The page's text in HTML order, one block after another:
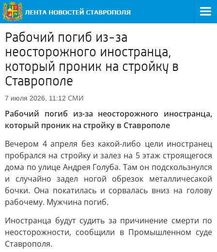
Рабочий погиб из-за
неосторожного иностранца,
который проник на стройку в
Ставрополе
7 июля 2026, 11:12 СМИ
Рабочий погиб из-за неосторожного иностранца,
который проник на стройку в Ставрополе
Вечером 4 апреля без какой-либо цели иностранец
пробрался на стройку и залез на 5 этаж строящегося
дома по улице Андрея Голуба. Там он подскользнулся
и случайно задел ногой обрезок металличесакой
бочки. Она покатилась и сорвалась вниз на голову
рабочему. Мужчина погиб.
Иностранца будут судить за причинение смерти по
неосторожности, сообщили в Промышленном суде
Ставрополя.